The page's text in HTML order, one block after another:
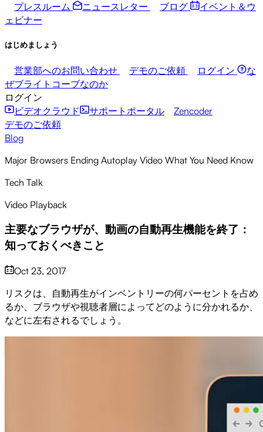
プレスルーム ニュースレター ブログ
イベント＆ウ
ェビナー
はじめましょう
営業部へのお問い合わせ デモのご依頼 ログイン
な
ぜブライトコーブなのか
ログイン
ビデオクラウド
サポートポータル
Zencoder
デモのご依頼
Blog
Major Browsers Ending Autoplay Video What You Need Know
Tech Talk
Video Playback
主要なブラウザが、動画の自動再生機能を終了：
知っておくべきこと
Oct 23, 2017
リスクは、自動再生がインベントリーの何パーセントを占め
るか、ブラウザや視聴者層によってどのように分かれるか、
などに左右されるでしょう。